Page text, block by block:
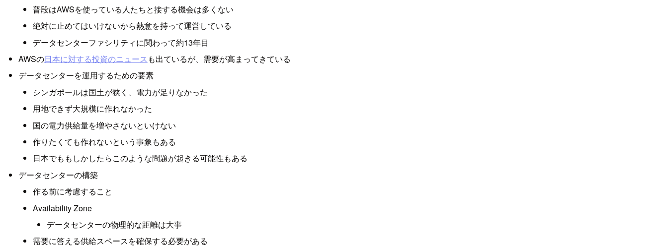
普段はAWSを使っている人たちと接する機会は多くない
絶対に止めてはいけないから熱意を持って運営している
データセンターファシリティに関わって約13年目
AWSの日本に対する投資のニュース も出ているが、需要が高まってきている
データセンターを運用するための要素
シンガポールは国土が狭く、電力が足りなかった
用地できず大規模に作れなかった
国の電力供給量を増やさないといけない
作りたくても作れないという事象もある
日本でももしかしたらこのような問題が起きる可能性もある
データセンターの構築
作る前に考慮すること
Availability Zone
データセンターの物理的な距離は大事
需要に答える供給スペースを確保する必要がある